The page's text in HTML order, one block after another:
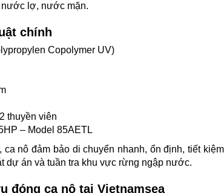
lợ, nước mặn.
chính
Copolymer UV)
thuyền viên
– Model 85AETL
ca nô đảm bảo di chuyển nhanh, ổn định, tiết
dự án và tuần tra khu vực rừng ngập nước.
đóng ca nô tại Vietnamsea